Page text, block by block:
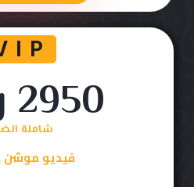
I P
2950 ر.س
شاملة
فيديو موشن